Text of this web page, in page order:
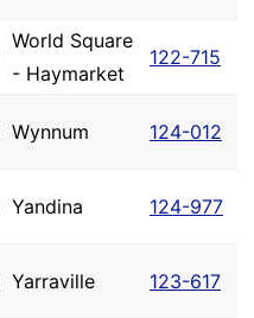
World Square
- Haymarket
122-715
Wynnum 124-012
Yandina 124-977
Yarraville 123-617